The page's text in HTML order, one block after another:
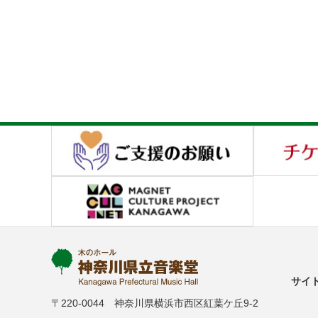
〒220-0044 神奈川県横浜市西区紅葉ケ丘9-2
サイ